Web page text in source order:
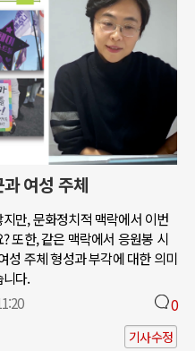
여성 주체
만, 문화정치적 맥락에서 이번
또한, 같은 맥락에서 응원봉 시
성 주체 형성과 부각에 대한 의미
다.
0
기사수정